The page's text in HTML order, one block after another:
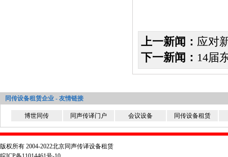
上一新闻： 应对
下一新闻： 14届
同传设备租赁企业 - 友情链接
博世同传 同声传译门户 会议设备 同传设备租赁
版权所有 2004-2022北京同声传译设备租赁